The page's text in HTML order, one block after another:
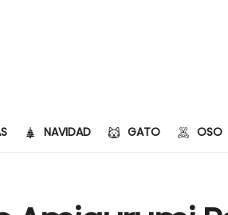
NAVIDAD GATO OSO